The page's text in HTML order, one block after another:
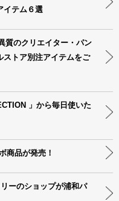
イテム６選
質のクリエイター・パン
ストア別注アイテムをご
」から毎日使いた
商品が発売！
ーのショップが浦和パ